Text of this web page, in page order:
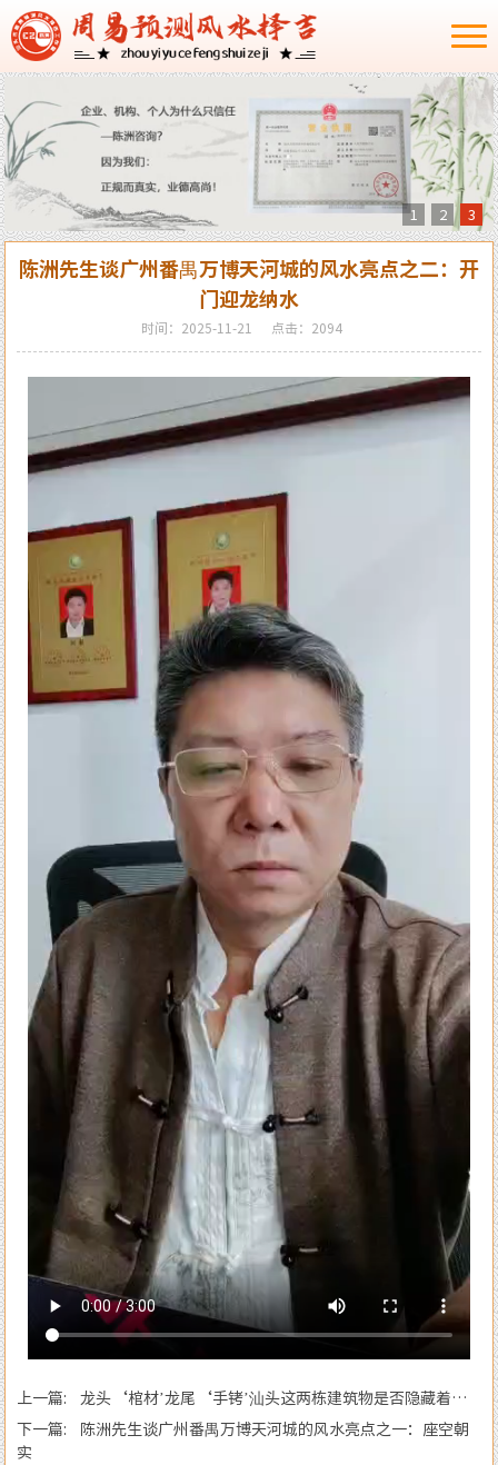
1 2 3
陈洲先生谈广州番禺万博天河城的风水亮点之二：开
门迎龙纳水
时间：2025-11-21 点击：2094
上一篇: 龙头‘棺材’龙尾‘手铐’汕头这两栋建筑物是否隐藏着风
水造局的悬念？
下一篇: 陈洲先生谈广州番禺万博天河城的风水亮点之一：座空朝
实